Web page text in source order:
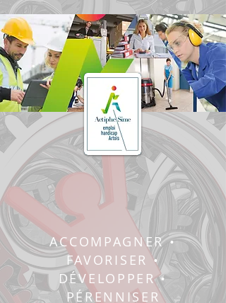
ACCOMPAGNER •
FAVORISER •
DÉVELOPPER •
PÉRENNISER